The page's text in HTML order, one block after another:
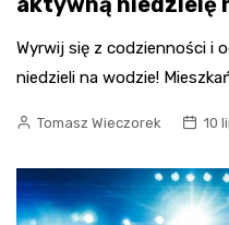
Wyrwij się z codzienności i
niedzieli na wodzie!
Tomasz Wieczorek 10